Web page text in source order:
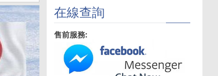
在線查詢
售前服務: